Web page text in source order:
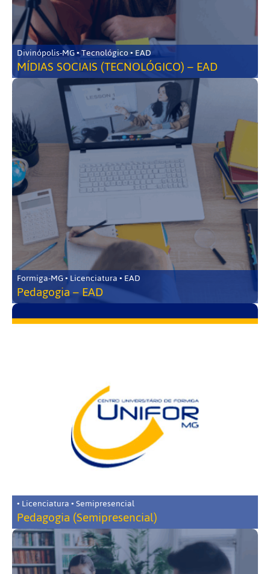
Divinópolis-MG • Tecnológico • EAD
MÍDIAS SOCIAIS (TECNOLÓGICO) – EAD
Formiga-MG • Licenciatura • EAD
Pedagogia – EAD
• Licenciatura • Semipresencial
Pedagogia (Semipresencial)